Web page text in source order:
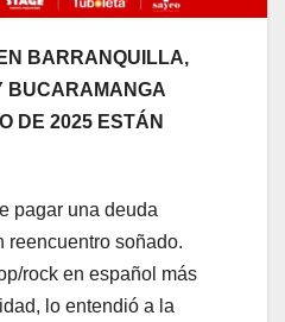
BARRANQUILLA,
BUCARAMANGA
DE 2025 ESTÁN
pagar una deuda
reencuentro soñado.
rock en español más
lo entendió a la